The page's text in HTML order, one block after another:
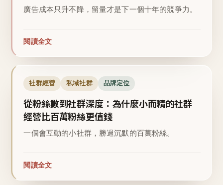
廣告成本只升不降，留量才是下一個十年的競爭力。
閱讀全文
社群經營 私域社群 品牌定位
從粉絲數到社群深度：為什麼小而精的社群
經營比百萬粉絲更值錢
一個會互動的小社群，勝過沉默的百萬粉絲。
閱讀全文